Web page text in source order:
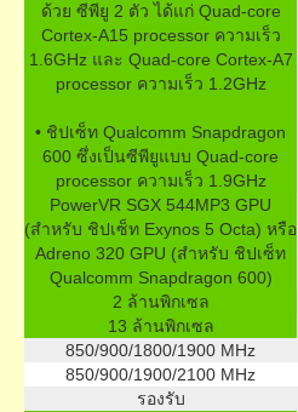
ด้วย ซีพียู 2 ตัว ได้แก่ Quad-core
Cortex-A15 processor ความเร็ว
1.6GHz และ Quad-core Cortex-A7
processor ความเร็ว 1.2GHz
• ชิปเซ็ท Qualcomm Snapdragon
600 ซึ่งเป็นซีพียูแบบ Quad-core
processor ความเร็ว 1.9GHz
PowerVR SGX 544MP3 GPU
(สำหรับ ชิปเซ็ท Exynos 5 Octa) หรือ
Adreno 320 GPU (สำหรับ ชิปเซ็ท
Qualcomm Snapdragon 600)
2 ล้านพิกเซล
13 ล้านพิกเซล
850/900/1800/1900 MHz
850/900/1900/2100 MHz
รองรับ